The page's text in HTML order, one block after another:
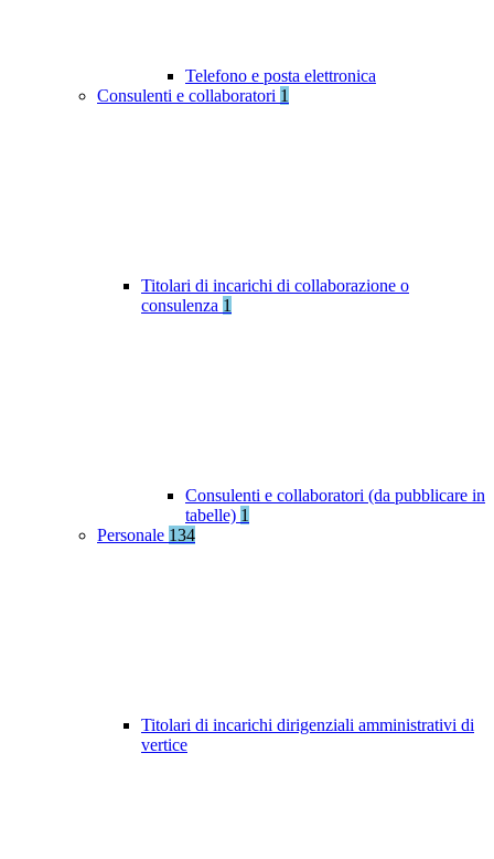
Telefono e posta elettronica
Consulenti e collaboratori 1
Titolari di incarichi di collaborazione o
consulenza 1
Consulenti e collaboratori (da pubblicare in
tabelle) 1
Personale 134
Titolari di incarichi dirigenziali amministrativi di
vertice